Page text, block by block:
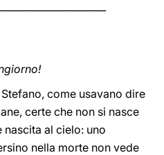
come usavano dire
certe che non si nasce
nascita al cielo: uno
nella morte non vede